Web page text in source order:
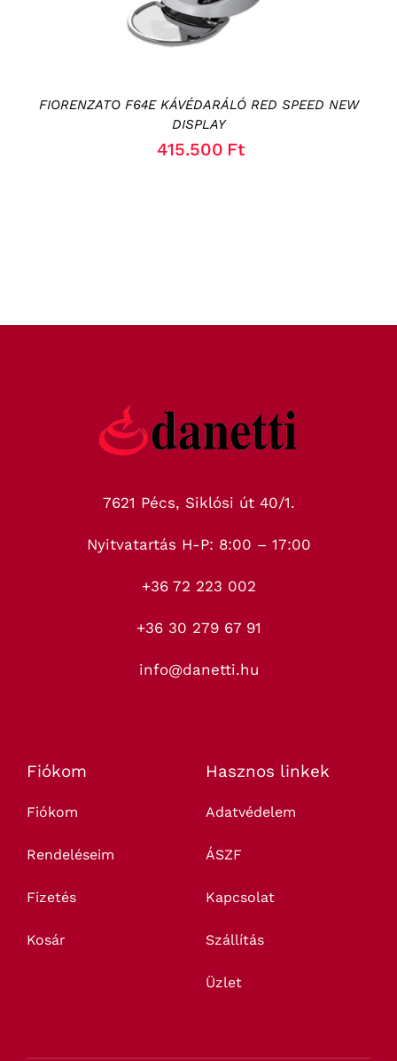
FIORENZATO F64E KÁVÉDARÁLÓ RED SPEED NEW
DISPLAY
415.500 Ft
7621 Pécs, Siklósi út 40/1.
Nyitvatartás H-P: 8:00 – 17:00
+36 72 223 002
+36 30 279 67 91
info@danetti.hu
Fiókom
Fiókom
Rendeléseim
Fizetés
Kosár
Hasznos linkek
Adatvédelem
ÁSZF
Kapcsolat
Szállítás
Üzlet